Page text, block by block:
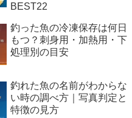
BEST22
釣った魚の冷凍保存は何日
もつ？刺身用・加熱用・下
処理別の目安
釣れた魚の名前がわからな
い時の調べ方｜写真判定と
特徴の見方